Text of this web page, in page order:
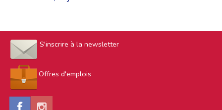
S'inscrire à la newsletter
Offres d'emplois